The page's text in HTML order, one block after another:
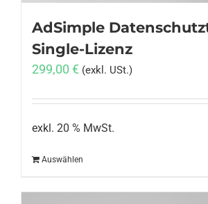
AdSimple
Single-Lizenz
299,00 € (exkl. USt.)
exkl. 20 % MwSt.
Auswählen